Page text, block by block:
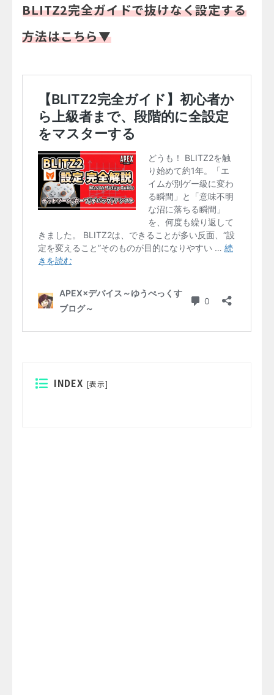
BLITZ2完全ガイドで抜けなく設定する
方法はこちら▼
INDEX [表示]